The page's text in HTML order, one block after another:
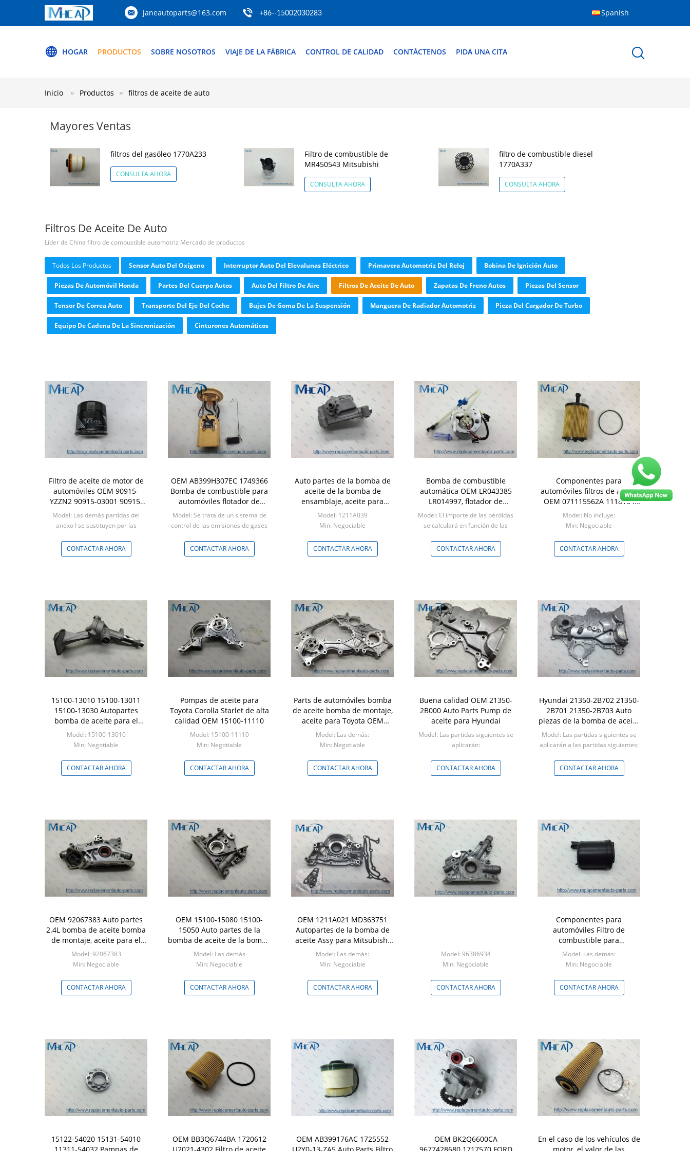
janeautoparts@163.com +86--15002030283 Spanish
HOGAR PRODUCTOS SOBRE NOSOTROS VIAJE DE LA FÁBRICA CONTROL DE CALIDAD CONTÁCTENOS PIDA UNA CITA
Inicio Productos filtros de aceite de auto
Mayores Ventas
filtros del gasóleo 1770A233
CONSULTA AHORA
Filtro de combustible de
MR450543 Mitsubishi
CONSULTA AHORA
filtro de combustible diesel
1770A337
CONSULTA AHORA
Filtros De Aceite De Auto
Líder de China filtro de combustible automotriz Mercado de productos
Todos Los Productos Sensor Auto Del Oxígeno Interruptor Auto Del Elevalunas Eléctrico Primavera Automotriz Del Reloj Bobina De Ignición Auto
Piezas De Automóvil Honda Partes Del Cuerpo Autos Auto Del Filtro De Aire Filtros De Aceite De Auto Zapatas De Freno Autos Piezas Del Sensor
Tensor De Correa Auto Transporte Del Eje Del Coche Bujes De Goma De La Suspensión Manguera De Radiador Automotriz Pieza Del Cargador De Turbo
Equipo De Cadena De La Sincronización Cinturones Automáticos
Filtro de aceite de motor de
automóviles OEM 90915-
YZZN2 90915-03001 90915-
10001 Para Toyota
Model: Las demás partidas del
anexo I se sustituyen por las
Min: Negociable
CONTACTAR AHORA
OEM AB399H307EC 1749366
Bomba de combustible para
automóviles flotador de
combustible para Ford
Ranger
Model: Se trata de un sistema de
control de las emisiones de gases
Min: Negociable
CONTACTAR AHORA
Auto partes de la bomba de
aceite de la bomba de
ensamblaje, aceite para
Mitsubishi OEM 1211A039
Model: 1211A039
Min: Negociable
CONTACTAR AHORA
Bomba de combustible
automática OEM LR043385
LR014997, flotador de
combustible para LAND
ROVER
Model: El importe de las pérdidas
se calculará en función de las
Min: Negociable
CONTACTAR AHORA
Componentes para
automóviles filtros de aceite
OEM 071115562A 1118184
Para Audi VOLKSWAGEN
Model: No incluye:
Min: Negociable
CONTACTAR AHORA
15100-13010 15100-13011
15100-13030 Autopartes
bomba de aceite para el
Toyota Corolla
Model: 15100-13010
Min: Negotiable
CONTACTAR AHORA
Pompas de aceite para
Toyota Corolla Starlet de alta
calidad OEM 15100-11110
Model: 15100-11110
Min: Negotiable
CONTACTAR AHORA
Parts de automóviles bomba
de aceite bomba de montaje,
aceite para Toyota OEM
11301-17020 11301-17010
Model: Las demás:
Min: Negotiable
CONTACTAR AHORA
Buena calidad OEM 21350-
2B000 Auto Parts Pump de
aceite para Hyundai
Model: Las partidas siguientes se
aplicarán:
CONTACTAR AHORA
Hyundai 21350-2B702 21350-
2B701 21350-2B703 Auto
piezas de la bomba de aceite
de la bomba de montaje
Model: Las partidas siguientes se
aplicarán a las partidas siguientes:
CONTACTAR AHORA
OEM 92067383 Auto partes
2.4L bomba de aceite bomba
de montaje, aceite para el
Chevrolet Captiva
Model: 92067383
Min: Negociable
CONTACTAR AHORA
OEM 15100-15080 15100-
15050 Auto partes de la
bomba de aceite de la bomba
de montaje, aceite para
Toyota
Model: Las demás
Min: Negociable
CONTACTAR AHORA
OEM 1211A021 MD363751
Autopartes de la bomba de
aceite Assy para Mitsubishi
Pajero
Model: Las demás:
Min: Negociable
CONTACTAR AHORA
Model: 96386934
Min: Negociable
CONTACTAR AHORA
Componentes para
automóviles Filtro de
combustible para
automóviles 126 mm OEM
23300-74330 Para Toyota
LEXUS
Model: Las demás:
Min: Negociable
CONTACTAR AHORA
15122-54020 15131-54010
OEM BB3Q6744BA 1720612
OEM AB399176AC 1725552
OEM BK2Q6600CA
En el caso de los vehículos de